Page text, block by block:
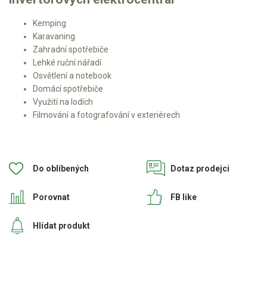
Kemping
Karavaning
Zahradní spotřebiče
Lehké ruční nářadí
Osvětlení a notebook
Domácí spotřebiče
Využití na lodích
Filmování a fotografování v exteriérech
Do oblíbených
Porovnat
Dotaz prodejci
Hlídat produkt
FB like